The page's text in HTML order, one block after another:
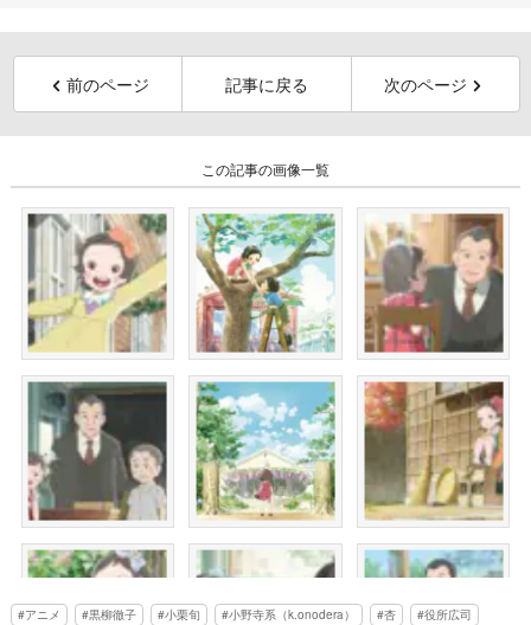
前のページ 記事に戻る 次のページ
この記事の画像一覧
アニメ 黒柳徹子 小栗旬 小野寺系（k.onodera） 杏
役所広司